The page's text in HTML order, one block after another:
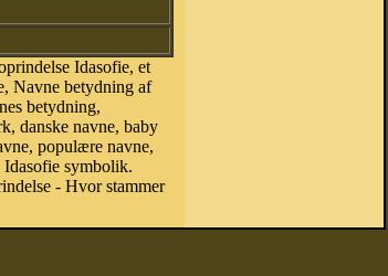
Idasofie, et
Navne betydning af
betydning,
danske navne, baby
populære navne,
symbolik.
- Hvor stammer